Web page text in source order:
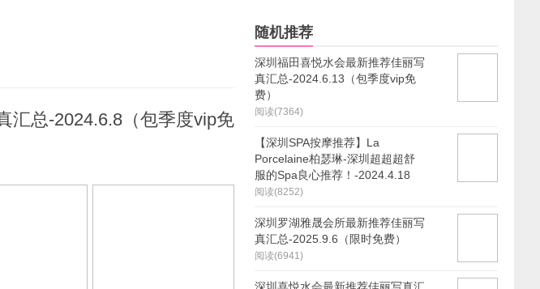
汇总-2024.6.8（包季度vip免
随机推荐
深圳福田喜悦水会最新推荐佳丽写
真汇总-2024.6.13（包季度vip免
费）
阅读(7364)
【深圳SPA按摩推荐】La
Porcelaine柏瑟琳-深圳超超超舒
服的Spa良心推荐！-2024.4.18
阅读(8252)
深圳罗湖雅晟会所最新推荐佳丽写
真汇总-2025.9.6（限时免费）
阅读(6941)